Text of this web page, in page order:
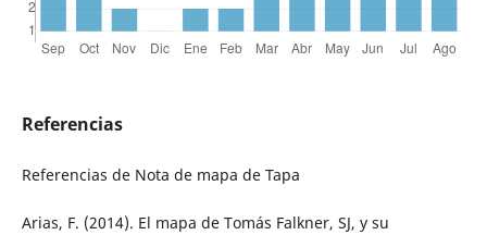
Referencias
Referencias de Nota de mapa de Tapa
Arias, F. (2014). El mapa de Tomás Falkner, SJ, y su